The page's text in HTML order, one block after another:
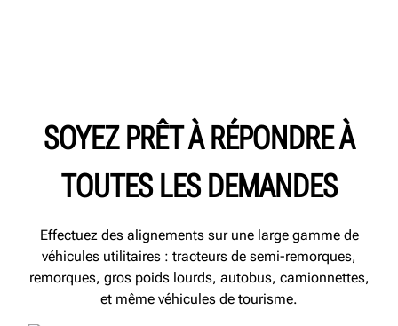
SOYEZ PRÊT À RÉPONDRE À
TOUTES LES DEMANDES
Effectuez des alignements sur une large gamme de
véhicules utilitaires : tracteurs de semi-remorques,
remorques, gros poids lourds, autobus, camionnettes,
et même véhicules de tourisme.